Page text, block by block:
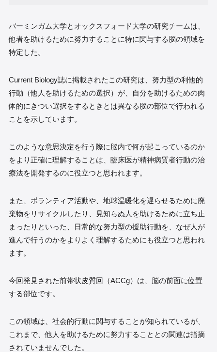
バーミンガム大学とオックスフォード大学の研究チームは、
他者を助けるために努力することに特に関与する脳の領域を
特定した。
Current Biology誌に掲載されたこの研究は、努力型の利他的
行動（他人を助けるための選択）が、自分を助けるための肉
体的にきつい選択をするときとは異なる脳の部位で行われる
ことを示しています。
このような意思決定を行う際に脳内で何が起こっているのか
をより正確に理解することは、臨床医が精神病質者行動の治
療法を開発するのに役立つと思われます。
また、ボランティア活動や、地球温暖化を遅らせるために廃
棄物をリサイクルしたり、見知らぬ人を助けるために立ち止
まったりといった、日常的な努力型の援助行動を、なぜ人が
進んで行うのかをよりよく理解するためにも役立つと思われ
ます。
今回発見された前帯状皮質回（ACCg）は、脳の前面に位置
する部位です。
この領域は、社会的行動に関与することが知られているが、
これまで、他人を助けるために努力することとの関連は指摘
されていませんでした。